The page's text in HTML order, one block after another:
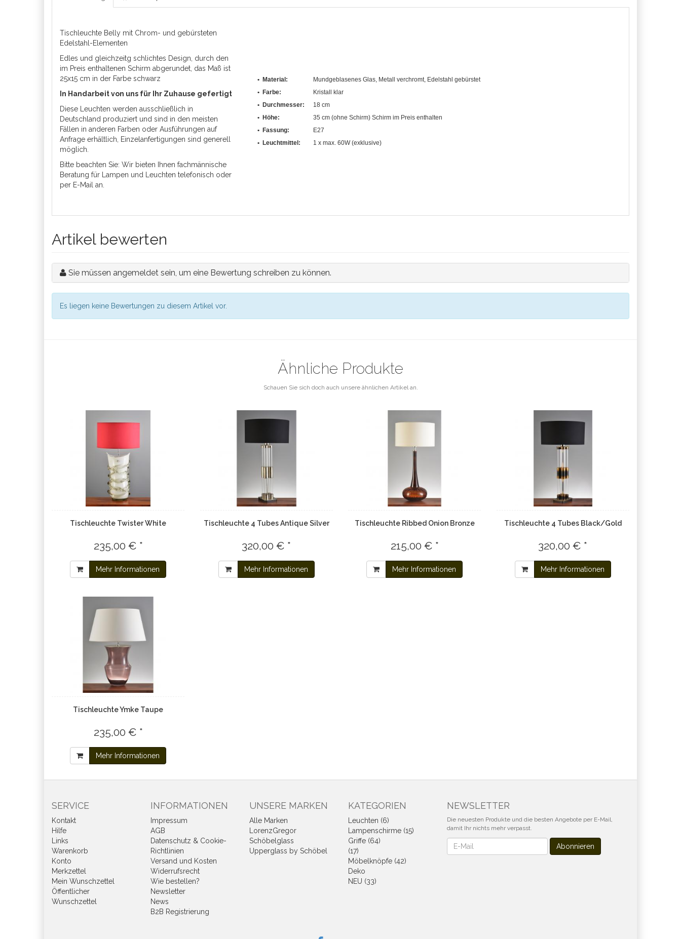
Tischleuchte Belly mit Chrom- und gebürsteten
Edelstahl-Elementen
Edles und gleichzeitg schlichtes Design, durch den
im Preis enthaltenen Schirm abgerundet, das Maß ist
25x15 cm in der Farbe schwarz
In Handarbeit von uns für Ihr Zuhause gefertigt
Diese Leuchten werden ausschließlich in
Deutschland produziert und sind in den meisten
Fällen in anderen Farben oder Ausführungen auf
Anfrage erhältlich, Einzelanfertigungen sind generell
möglich.
Bitte beachten Sie: Wir bieten Ihnen fachmännische
Beratung für Lampen und Leuchten telefonisch oder
per E-Mail an.
• Material:
Mundgeblasenes Glas, Metall verchromt, Edelstahl gebürstet
• Farbe:
Kristall klar
• Durchmesser:
18 cm
• Höhe:
35 cm (ohne Schirm) Schirm im Preis enthalten
• Fassung:
E27
• Leuchtmittel:
1 x max. 60W (exklusive)
Artikel bewerten
Sie müssen angemeldet sein, um eine Bewertung schreiben zu können.
Es liegen keine Bewertungen zu diesem Artikel vor.
Ähnliche Produkte
Schauen Sie sich doch auch unsere ähnlichen Artikel an.
Tischleuchte Twister White
235,00 € *
Mehr Informationen
Tischleuchte 4 Tubes Antique Silver
320,00 € *
Mehr Informationen
Tischleuchte Ribbed Onion Bronze
215,00 € *
Mehr Informationen
Tischleuchte 4 Tubes Black/Gold
320,00 € *
Mehr Informationen
Tischleuchte Ymke Taupe
235,00 € *
Mehr Informationen
SERVICE
Kontakt
Hilfe
Links
Warenkorb
Konto
Merkzettel
Mein Wunschzettel
Öffentlicher
Wunschzettel
INFORMATIONEN
Impressum
AGB
Datenschutz & Cookie-
Richtlinien
Versand und Kosten
Widerrufsrecht
Wie bestellen?
Newsletter
News
B2B Registrierung
UNSERE MARKEN
Alle Marken
LorenzGregor
Schöbelglass
Upperglass by Schöbel
KATEGORIEN
Leuchten (6)
Lampenschirme (15)
Griffe (64)
(17)
Möbelknöpfe (42)
Deko
NEU (33)
NEWSLETTER
Die neuesten Produkte und die besten Angebote per E-Mail,
damit Ihr nichts mehr verpasst.
Newsletter Abonnieren